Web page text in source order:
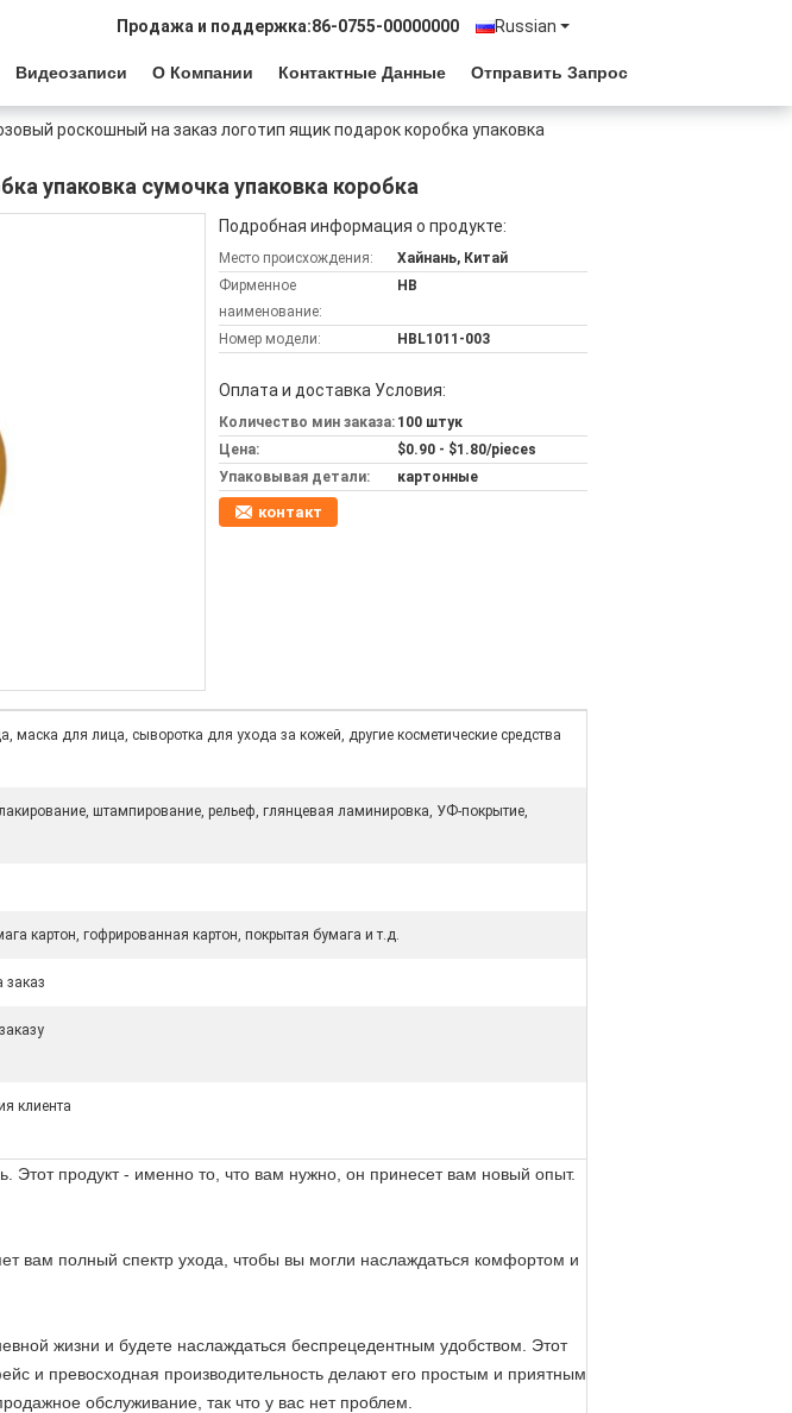
Russian
Продажа и поддержка:86-0755-00000000
Видеозаписи О Компании Контактные Данные Отправить Запрос
роскошный на заказ логотип ящик подарок коробка упаковка
упаковка сумочка упаковка коробка
Подробная информация о продукте:
Место происхождения:
Хайнань, Китай
Фирменное
наименование:
HB
Номер модели: HBL1011-003
Оплата и доставка Условия:
Количество мин заказа: 100 штук
Цена:
$0.90 - $1.80/pieces
Упаковывая детали:
картонные
контакт
маска для лица, сыворотка для ухода за кожей, другие косметические средства
штампирование, рельеф, глянцевая ламинировка, УФ-покрытие,
картон, гофрированная картон, покрытая бумага и т.д.
заказ
клиента
продукт - именно то, что вам нужно, он принесет вам новый опыт.
вам полный спектр ухода, чтобы вы могли наслаждаться комфортом и
жизни и будете наслаждаться беспрецедентным удобством. Этот
и превосходная производительность делают его простым и приятным
обслуживание, так что у вас нет проблем.